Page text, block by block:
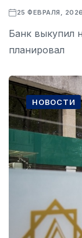
25 ФЕВРАЛЯ, 2026
Банк выкупил
планировал
НОВОСТИ